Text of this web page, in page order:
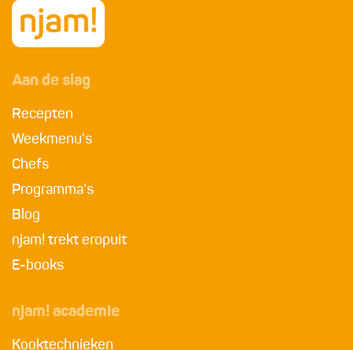
Aan de slag
Recepten
Weekmenu's
Chefs
Programma's
Blog
njam! trekt eropuit
E-books
njam! academie
Kooktechnieken